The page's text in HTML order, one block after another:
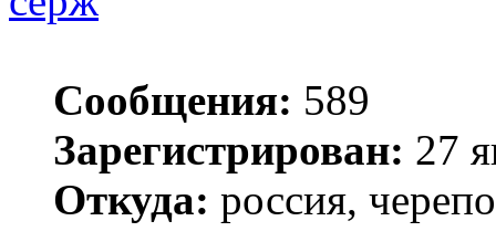
Сообщения: 589
Зарегистрирован: 27
Откуда: россия,